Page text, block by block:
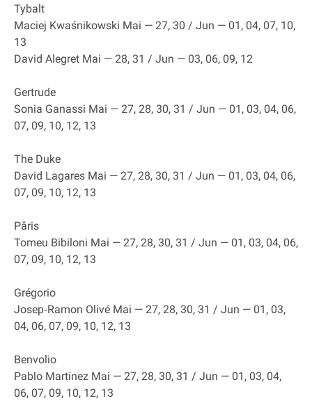
Tybalt
Maciej Kwaśnikowski Mai — 27, 30 / Jun — 01, 04, 07, 10,
13
David Alegret Mai — 28, 31 / Jun — 03, 06, 09, 12
Gertrude
Sonia Ganassi Mai — 27, 28, 30, 31 / Jun — 01, 03, 04, 06,
07, 09, 10, 12, 13
The Duke
David Lagares Mai — 27, 28, 30, 31 / Jun — 01, 03, 04, 06,
07, 09, 10, 12, 13
Pâris
Tomeu Bibiloni Mai — 27, 28, 30, 31 / Jun — 01, 03, 04, 06,
07, 09, 10, 12, 13
Grégorio
Josep‐Ramon Olivé Mai — 27, 28, 30, 31 / Jun — 01, 03,
04, 06, 07, 09, 10, 12, 13
Benvolio
Pablo Martínez Mai — 27, 28, 30, 31 / Jun — 01, 03, 04,
06, 07, 09, 10, 12, 13